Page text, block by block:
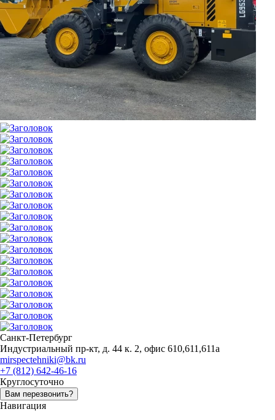
Санкт-Петербург
Индустриальный пр-кт, д. 44 к. 2, офис 610,611,611а
mirspectehniki@bk.ru
+7 (812) 642-46-16
Круглосуточно
Вам перезвонить?
Навигация